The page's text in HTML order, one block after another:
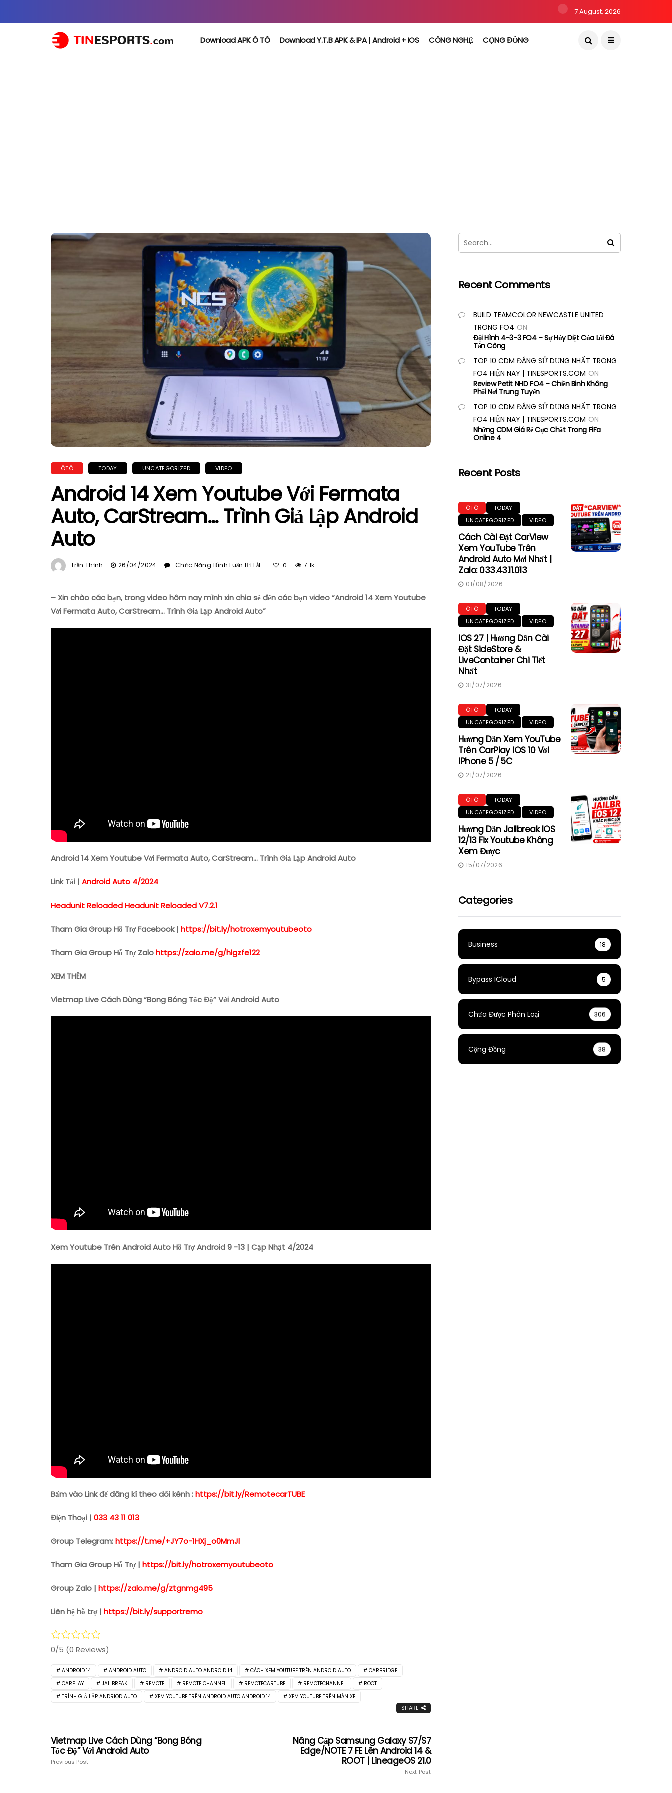
7 August, 2026
Download APK Ô TÔ Download Y.T.B APK & IPA | Android + IOS CÔNG NGHỆ CỘNG ĐỒNG
ÔTÔ TODAY UNCATEGORIZED VIDEO
Android 14 Xem Youtube Với Fermata
Auto, CarStream… Trình Giả Lập Android
Auto
Trần Thịnh 26/04/2024 Chức Năng Bình Luận Bị Tắt
Xem
Youtube
Fermata
0 7.1k
– Xin chào các bạn, trong video hôm nay mình xin chia sẻ đến các bạn video “Android 14 Xem Youtube
Với Fermata Auto, CarStream… Trình Giả Lập Android Auto”
Android 14 Xem Youtube Với Fermata Auto, CarStream… Trình Giả Lập Android Auto
Link Tải | Android Auto 4/2024
Headunit Reloaded Headunit Reloaded V7.2.1
Tham Gia Group Hỗ Trợ Facebook | https://bit.ly/hotroxemyoutubeoto
Tham Gia Group Hỗ Trợ Zalohttps://zalo.me/g/hlgzfe122
XEM THÊM
Vietmap Live Cách Dùng “Bong Bóng Tốc Độ” Với Android Auto
Xem Youtube Trên Android Auto Hỗ Trợ Android 9 -13 | Cập Nhật 4/2024
Bấm vào Link để đăng kí theo dõi kênh :https://bit.ly/RemotecarTUBE
Điện Thoại | 033 43 11 013
Group Telegram:https://t.me/+JY7o-1HXj_o0MmJl
Tham Gia Group Hỗ Trợ | https://bit.ly/hotroxemyoutubeoto
Group Zalo | https://zalo.me/g/ztgnmg495
Liên hệ hỗ trợ | https://bit.ly/supportremo
0/5 (0 Reviews)
ANDROID 14 ANDROID AUTO ANDROID AUTO ANDROID 14 CÁCH XEM YOUTUBE TRÊN ANDROID AUTO
CARBRIDGE
CARPLAY
JAILBREAK REMOTE REMOTE CHANNEL REMOTECARTUBE REMOTECHANNEL
ROOT
TRÌNH GIẢ LẬP ANDRIOD AUTO
XEM YOUTUBE TRÊN ANDROID AUTO ANDROID 14 XEM YOUTUBE TRÊN MÀN XE
SHARE
Vietmap Live Cách Dùng “Bong Bóng
Tốc Độ” Với Android Auto
Previous Post
Nâng Cấp Samsung Galaxy S7/S7
Edge/NOTE 7 FE Lên Android 14 &
ROOT | LineageOS 21.0
Next Post
Recent Comments
BUILD TEAMCOLOR NEWCASTLE UNITED
TRONG FO4 ON
Đội Hình 4-3-3 FO4 – Sự Hủy Diệt Của Lối Đá
Tấn Công
TOP 10 CDM ĐÁNG SỬ DỤNG NHẤT TRONG
FO4 HIỆN NAY | TINESPORTS.COM ON
Review Petit NHD FO4 – Chiến Binh Không
Phổi Nơi Trung Tuyến
TOP 10 CDM ĐÁNG SỬ DỤNG NHẤT TRONG
FO4 HIỆN NAY | TINESPORTS.COM ON
Những CDM Giá Rẻ Cực Chất Trong FiFa
Online 4
Recent Posts
ÔTÔ
TODAY
UNCATEGORIZED
VIDEO
Cách Cài Đặt CarView
Xem YouTube Trên
Android Auto Mới Nhất |
Zalo: 033.43.11.013
01/08/2026
ÔTÔ
TODAY
UNCATEGORIZED
VIDEO
IOS 27 | Hướng Dẫn Cài
Đặt SideStore &
LiveContainer Chi Tiết
Nhất
31/07/2026
ÔTÔ
TODAY
UNCATEGORIZED
VIDEO
Hướng Dẫn Xem YouTube
Trên CarPlay IOS 10 Với
IPhone 5 / 5C
21/07/2026
ÔTÔ
TODAY
UNCATEGORIZED
VIDEO
Hướng Dẫn Jailbreak IOS
12/13 Fix Youtube Không
Xem Được
15/07/2026
Categories
Business 18
Bypass ICloud 5
Chưa Được Phân Loại 306
Cộng Đồng 38